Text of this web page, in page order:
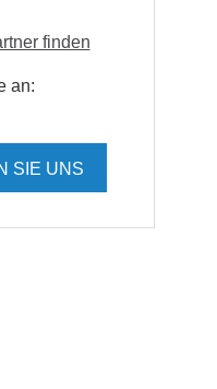
finden
an:
SIE UNS